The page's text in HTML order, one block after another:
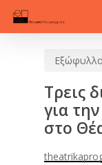
Skip
Εξώφυλλο
Τρεις
για
στο